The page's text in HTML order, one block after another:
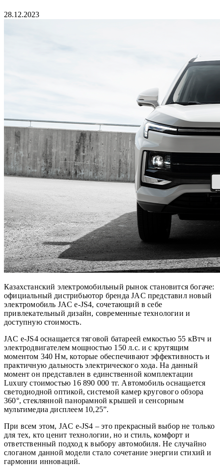
28.12.2023
Казахстанский электромобильный рынок становится богаче:
официальный дистрибьютор бренда JAC представил новый
электромобиль JAC e-JS4, сочетающий в себе
привлекательный дизайн, современные технологии и
доступную стоимость.
JAC e-JS4 оснащается тяговой батареей емкостью 55 кВтч и
электродвигателем мощностью 150 л.с. и с крутящим
моментом 340 Нм, которые обеспечивают эффективность и
практичную дальность электрического хода. На данный
момент он представлен в единственной комплектации
Luxury стоимостью 16 890 000 тг. Автомобиль оснащается
светодиодной оптикой, системой камер кругового обзора
360°, стеклянной панорамной крышей и сенсорным
мультимедиа дисплеем 10,25”.
При всем этом, JAC e-JS4 – это прекрасный выбор не только
для тех, кто ценит технологии, но и стиль, комфорт и
ответственный подход к выбору автомобиля. Не случайно
слоганом данной модели стало сочетание энергии стихий и
гармонии инноваций.